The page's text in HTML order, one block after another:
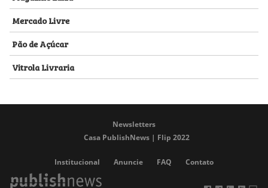
Mercado Livre
Pão de Açúcar
Vitrola Livraria
Newsletters
Casa PublishNews | Flip 2022
Institucional Anuncie FAQ Contato